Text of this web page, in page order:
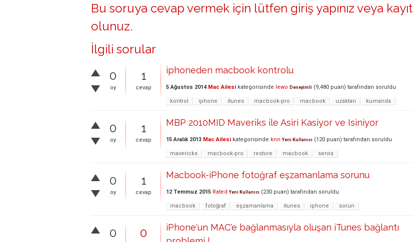
Bu soruya cevap vermek için lütfen giriş yapınız veya kayıt
olunuz.
İlgili sorular
0
oy
1
cevap
iphoneden macbook kontrolu
5 Ağustos 2014 Mac Ailesi kategorisinde lewo Deneyimli (9,480 puan) tarafından soruldu
kontrol iphone itunes macbook-pro macbook uzaktan kumanda
0
oy
1
cevap
MBP 2010MID Maveriks ile Asiri Kasiyor ve Isiniyor
15 Aralık 2013 Mac Ailesi kategorisinde knn Yeni Kullanıcı (120 puan) tarafından soruldu
mavericks macbook-pro restore macbook servis
0
oy
1
cevap
Macbook-iPhone fotoğraf eşzamanlama sorunu
12 Temmuz 2015 Rated Yeni Kullanıcı (230 puan) tarafından soruldu
macbook fotoğraf eşzamanlama itunes iphone sorun
0 0
iPhone'un MAC'e bağlanmasıyla oluşan iTunes bağlantı